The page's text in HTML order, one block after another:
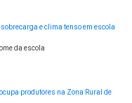
e clima tenso em escola
da escola
produtores na Zona Rural de